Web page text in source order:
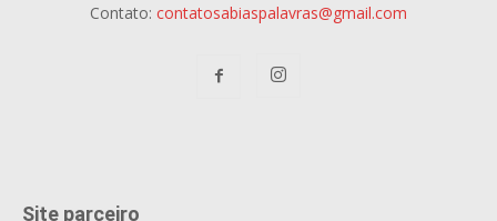
Contato: contatosabiaspalavras@gmail.com
Site parceiro